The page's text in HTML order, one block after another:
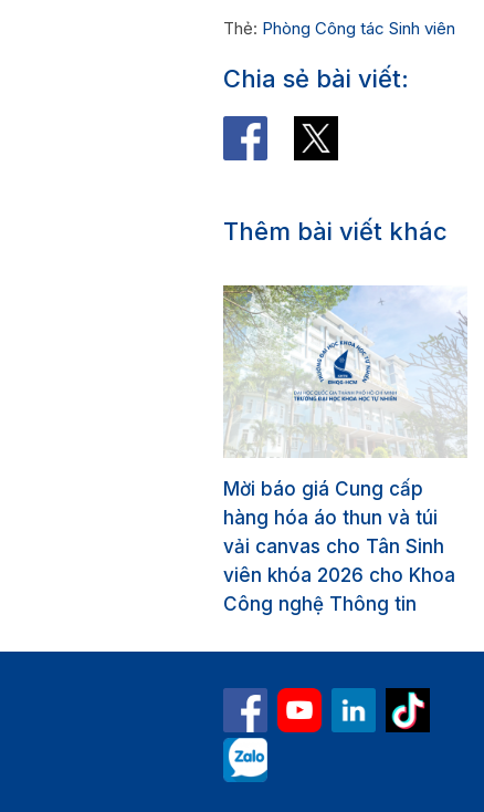
Thẻ: Phòng Công tác Sinh viên
Chia sẻ bài viết:
Thêm bài viết khác
Mời báo giá Cung cấp
hàng hóa áo thun và túi
vải canvas cho Tân Sinh
viên khóa 2026 cho Khoa
Công nghệ Thông tin